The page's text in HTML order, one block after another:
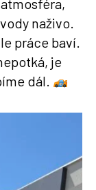
naživo.
práce baví.
je
dál.